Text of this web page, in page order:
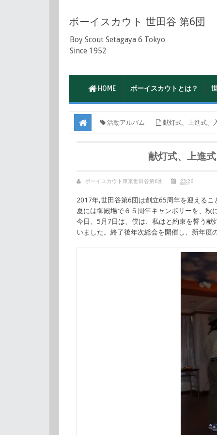
ボーイスカウト 世田谷 第6団
Boy Scout Setagaya 6 Tokyo
Since 1952
HOME ボーイスカウトとは？
活動アルバム 献灯式、上進式
献灯式、上進
ボーイスカウト東京世田谷第6団 23:26
2017年,世田谷第6団は創立65周年を迎えるこ
夏には御殿場で６５周年キャンポリーを、秋
今日、5月7日は、僕は、私はと約束を誓う
いました。終了後年次総会を開催し、新年度